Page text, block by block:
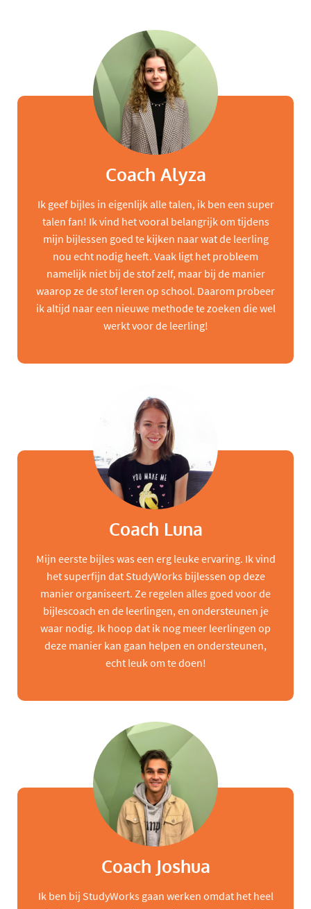
Coach Alyza
Ik geef bijles in eigenlijk alle talen, ik ben een super
talen fan! Ik vind het vooral belangrijk om tijdens
mijn bijlessen goed te kijken naar wat de leerling
nou echt nodig heeft. Vaak ligt het probleem
namelijk niet bij de stof zelf, maar bij de manier
waarop ze de stof leren op school. Daarom probeer
ik altijd naar een nieuwe methode te zoeken die wel
werkt voor de leerling!
Coach Luna
Mijn eerste bijles was een erg leuke ervaring. Ik vind
het superfijn dat StudyWorks bijlessen op deze
manier organiseert. Ze regelen alles goed voor de
bijlescoach en de leerlingen, en ondersteunen je
waar nodig. Ik hoop dat ik nog meer leerlingen op
deze manier kan gaan helpen en ondersteunen,
echt leuk om te doen!
Coach Joshua
Ik ben bij StudyWorks gaan werken omdat het heel